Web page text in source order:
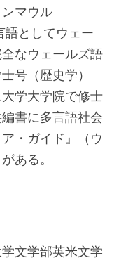
マウル
語としてウェー
なウェールズ語
号（歴史学）
学大学院で修士
書に多言語社会
・ガイド』（ウ
ある。
文学部英米文学